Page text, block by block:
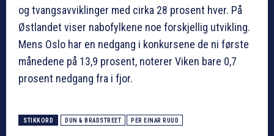
og tvangsavviklinger med cirka 28 prosent hver. På
Østlandet viser nabofylkene noe forskjellig utvikling.
Mens Oslo har en nedgang i konkursene de ni første
månedene på 13,9 prosent, noterer Viken bare 0,7
prosent nedgang fra i fjor.
STIKKORD DUN & BRADSTREET PER EINAR RUUD